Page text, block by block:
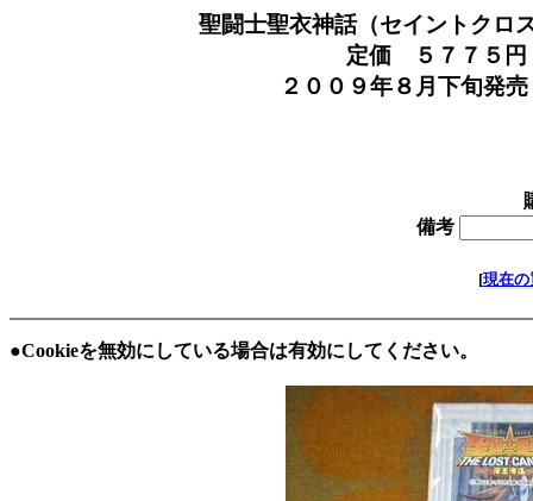
聖闘士聖衣神話（セイントク
定価 ５７７５円
２００９年８月下旬発売 全
備考
[現在の
●Cookieを無効にしている場合は有効にしてください。